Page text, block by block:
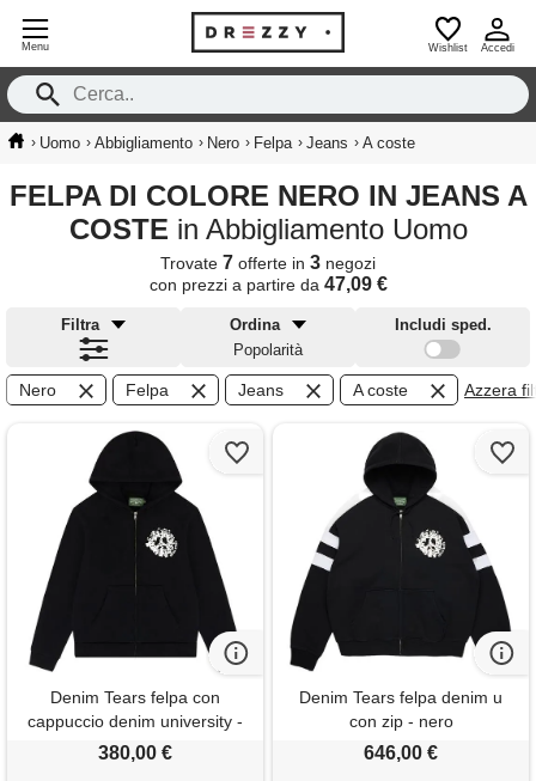
Menu Wishlist Accedi
› Uomo › Abbigliamento › Nero › Felpa › Jeans › A coste
FELPA DI COLORE NERO IN JEANS A
COSTE in Abbigliamento Uomo
Trovate 7 offerte in 3 negozi
con prezzi a partire da 47,09 €
Filtra
Ordina
Popolarità
Includi sped.
Nero Felpa Jeans A coste Azzera
Denim Tears felpa con
cappuccio denim university -
nero
380,00 €
Denim Tears felpa denim u
con zip - nero
646,00 €